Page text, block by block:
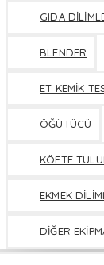
GIDA
BLENDER
ET KEMİK
ÖĞÜTÜCÜ
KÖFTE
EKMEK
DİĞER